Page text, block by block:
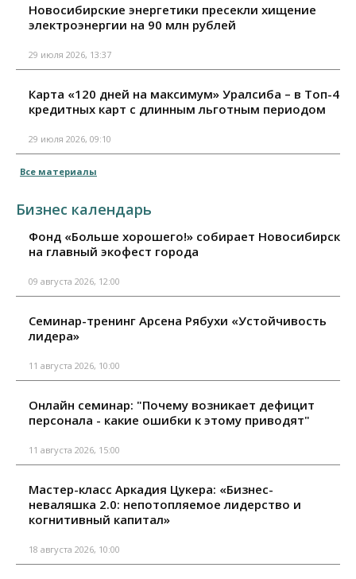
Новосибирские энергетики пресекли хищение
электроэнергии на 90 млн рублей
29 июля 2026, 13:37
Карта «120 дней на максимум» Уралсиба – в Топ-4
кредитных карт с длинным льготным периодом
29 июля 2026, 09:10
Все материалы
Бизнес календарь
Фонд «Больше хорошего!» собирает Новосибирск
на главный экофест города
09 августа 2026, 12:00
Семинар-тренинг Арсена Рябухи «Устойчивость
лидера»
11 августа 2026, 10:00
Онлайн семинар: "Почему возникает дефицит
персонала - какие ошибки к этому приводят"
11 августа 2026, 15:00
Мастер-класс Аркадия Цукера: «Бизнес-
неваляшка 2.0: непотопляемое лидерство и
когнитивный капитал»
18 августа 2026, 10:00